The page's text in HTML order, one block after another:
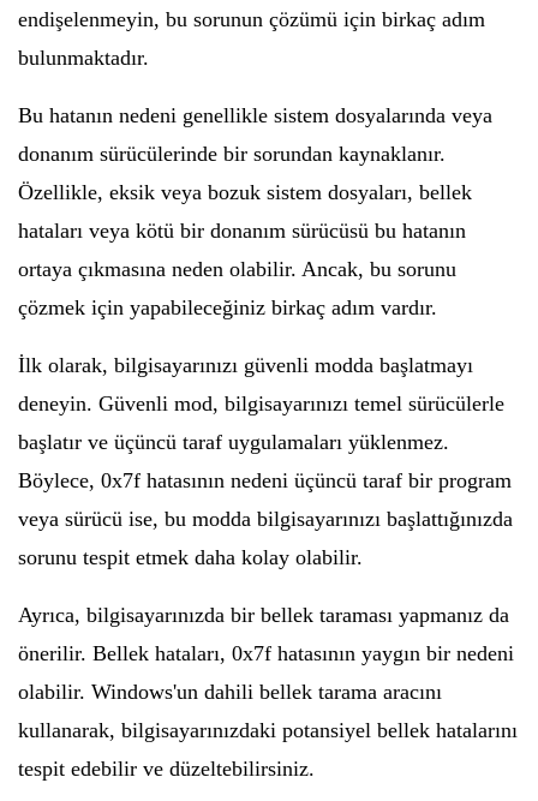
endişelenmeyin, bu sorunun çözümü için birkaç adım
bulunmaktadır.
Bu hatanın nedeni genellikle sistem dosyalarında veya
donanım sürücülerinde bir sorundan kaynaklanır.
Özellikle, eksik veya bozuk sistem dosyaları, bellek
hataları veya kötü bir donanım sürücüsü bu hatanın
ortaya çıkmasına neden olabilir. Ancak, bu sorunu
çözmek için yapabileceğiniz birkaç adım vardır.
İlk olarak, bilgisayarınızı güvenli modda başlatmayı
deneyin. Güvenli mod, bilgisayarınızı temel sürücülerle
başlatır ve üçüncü taraf uygulamaları yüklenmez.
Böylece, 0x7f hatasının nedeni üçüncü taraf bir program
veya sürücü ise, bu modda bilgisayarınızı başlattığınızda
sorunu tespit etmek daha kolay olabilir.
Ayrıca, bilgisayarınızda bir bellek taraması yapmanız da
önerilir. Bellek hataları, 0x7f hatasının yaygın bir nedeni
olabilir. Windows'un dahili bellek tarama aracını
kullanarak, bilgisayarınızdaki potansiyel bellek hatalarını
tespit edebilir ve düzeltebilirsiniz.